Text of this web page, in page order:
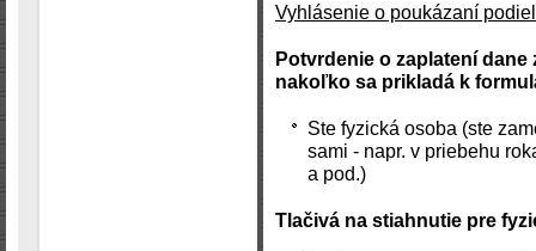
Vyhlásenie o poukázaní
Potvrdenie o zaplatení
nakoľko sa prikladá k
Ste fyzická osoba (ste
sami - napr. v priebehu
a pod.)
Tlačivá na stiahnutie pre